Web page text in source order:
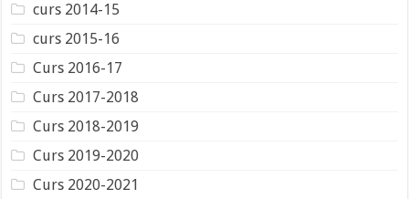
curs 2014-15
curs 2015-16
Curs 2016-17
Curs 2017-2018
Curs 2018-2019
Curs 2019-2020
Curs 2020-2021